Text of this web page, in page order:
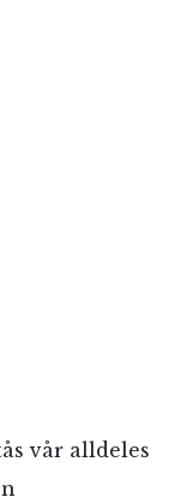
vår alldeles